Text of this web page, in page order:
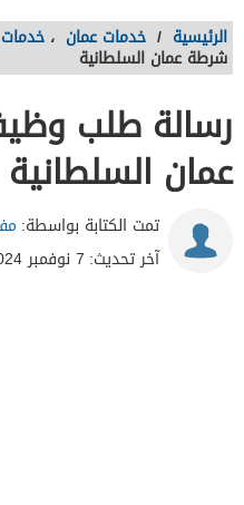
الرئيسية / خدمات عمان ،
شرطة عمان السلطانية
رسالة طلب
عمان السلطانية
تمت الكتابة بواسطة:
آخر تحديث: 7 نوفمبر 2024 - 5:41م